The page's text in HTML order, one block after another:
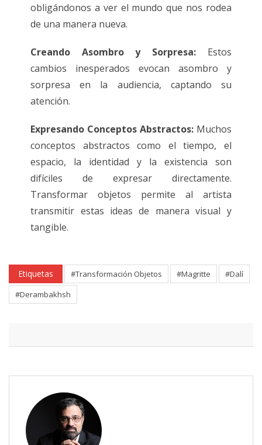
obligándonos a ver el mundo que nos rodea
de una manera nueva.
Creando Asombro y Sorpresa: Estos
cambios inesperados evocan asombro y
sorpresa en la audiencia, captando su
atención.
Expresando Conceptos Abstractos:Muchos
conceptos abstractos como el tiempo, el
espacio, la identidad y la existencia son
difíciles de expresar directamente.
Transformar objetos permite al artista
transmitir estas ideas de manera visual y
tangible.
Etiquetas #Transformación Objetos #Magritte
#Dalí
#Derambakhsh